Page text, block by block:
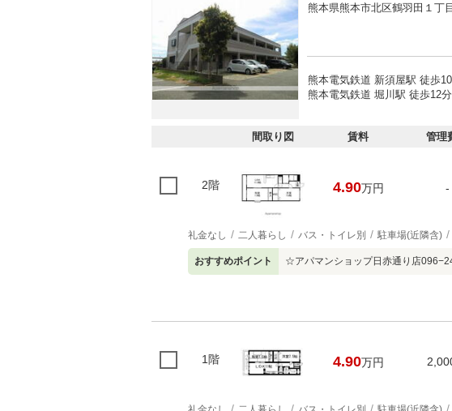
熊本県熊本市北区鶴羽田１丁目
熊本電気鉄道 新須屋駅 徒歩
熊本電気鉄道 堀川駅 徒歩12分
間取り図 賃料 管理
2階 4.90万円 -
礼金なし 二人暮らし バス・トイレ別 駐車場(近隣含)
おすすめポイント ☆アパマンショップ日赤通り店
1階 4.90万円